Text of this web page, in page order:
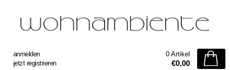
anmelden
jetzt registrieren
0 Artikel
€0,00